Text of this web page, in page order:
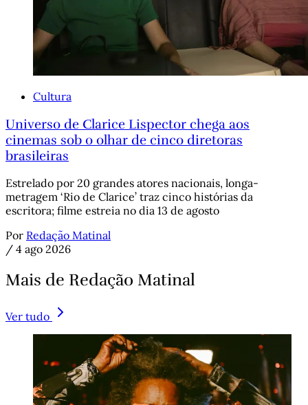
Cultura
Universo de Clarice Lispector chega aos
cinemas sob o olhar de cinco diretoras
brasileiras
Estrelado por 20 grandes atores nacionais, longa-
metragem ‘Rio de Clarice’ traz cinco histórias da
escritora; filme estreia no dia 13 de agosto
Por Redação Matinal
/ 4 ago 2026
Mais de Redação Matinal
Ver tudo